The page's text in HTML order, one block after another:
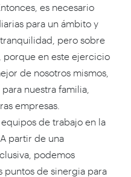
es necesario
para un ámbito y
pero sobre
porque en este ejercicio
de nosotros mismos,
nuestra familia,
empresas.
de trabajo en la
partir de una
podemos
puntos de sinergia para